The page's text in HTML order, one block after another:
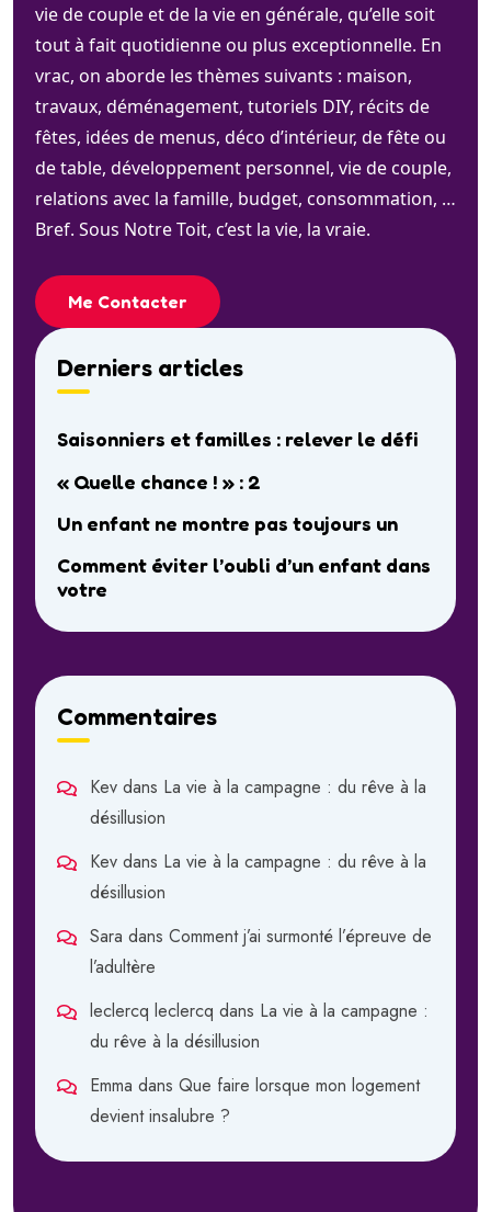
vie de couple et de la vie en générale, qu’elle soit
tout à fait quotidienne ou plus exceptionnelle. En
vrac, on aborde les thèmes suivants : maison,
travaux, déménagement, tutoriels DIY, récits de
fêtes, idées de menus, déco d’intérieur, de fête ou
de table, développement personnel, vie de couple,
relations avec la famille, budget, consommation, …
Bref. Sous Notre Toit, c’est la vie, la vraie.
Me Contacter
Derniers articles
Saisonniers et familles : relever le défi
« Quelle chance ! » : 2
Un enfant ne montre pas toujours un
Comment éviter l’oubli d’un enfant dans
votre
Commentaires
Kev dans La vie à la campagne : du rêve à la
désillusion
Kev dans La vie à la campagne : du rêve à la
désillusion
Sara dans Comment j’ai surmonté l’épreuve de
l’adultère
leclercq leclercq dans La vie à la campagne :
du rêve à la désillusion
Emma dans Que faire lorsque mon logement
devient insalubre ?